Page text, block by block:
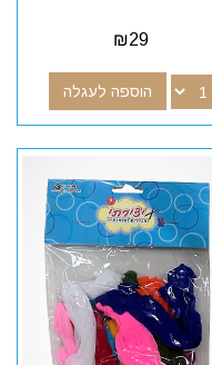
₪29
הוספה לעגלה